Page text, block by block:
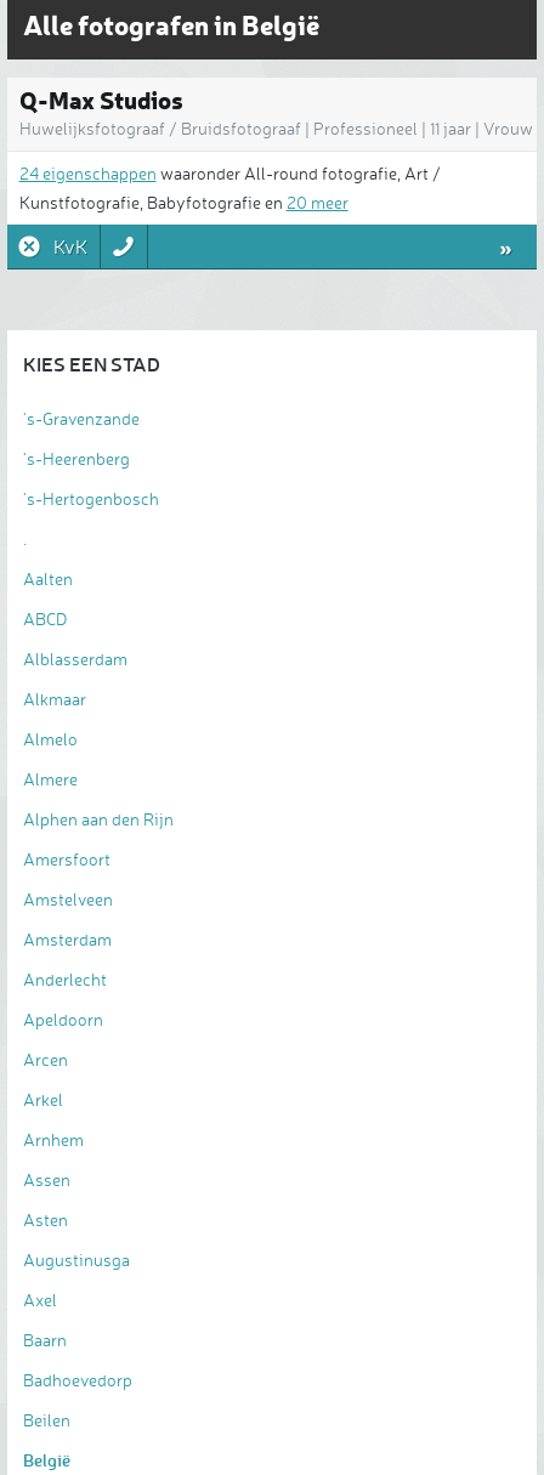
Alle fotografen in België
Q-Max Studios
Huwelijksfotograaf / Bruidsfotograaf | Professioneel | 11 jaar | Vrouw
| België
24 eigenschappen waaronder All-round fotografie, Art /
Kunstfotografie, Babyfotografie en 20 meer
KvK »
KIES EEN STAD
's-Gravenzande
's-Heerenberg
's-Hertogenbosch
Aalten
ABCD
Alblasserdam
Alkmaar
Almelo
Almere
Alphen aan den Rijn
Amersfoort
Amstelveen
Amsterdam
Anderlecht
Apeldoorn
Arcen
Arkel
Arnhem
Assen
Asten
Augustinusga
Axel
Baarn
Badhoevedorp
Beilen
België